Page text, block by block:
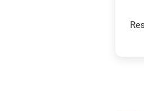
Resultado en menos de 2 minutos sin